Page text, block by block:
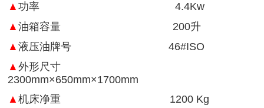
▲功率 4.4Kw
▲油箱容量 200升
▲液压油牌号 46#ISO
▲外形尺寸
2300mm×650mm×1700mm
▲机床净重 1200 Kg